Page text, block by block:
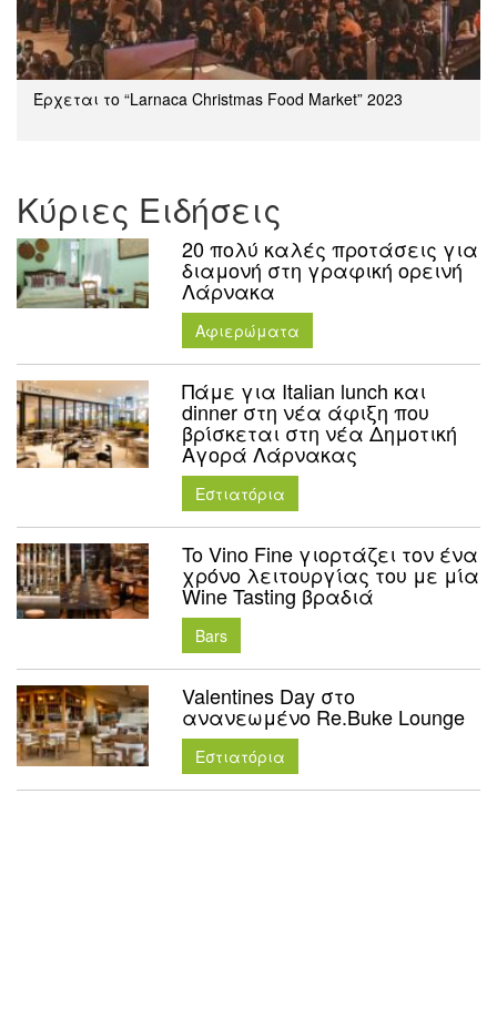
Έρχεται το “Larnaca Christmas Food Market” 2023
Κύριες Ειδήσεις
20 πολύ καλές προτάσεις για
διαμονή στη γραφική ορεινή
Λάρνακα
Aφιερώματα
Πάμε για Italian lunch και
dinner στη νέα άφιξη που
βρίσκεται στη νέα Δημοτική
Αγορά Λάρνακας
Εστιατόρια
To Vino Fine γιορτάζει τον ένα
χρόνο λειτουργίας του με μία
Wine Tasting βραδιά
Bars
Valentines Day στο
ανανεωμένο Re.Buke Lounge
Εστιατόρια